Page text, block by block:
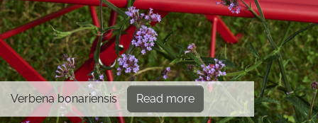
Verbena bonariensis Read more